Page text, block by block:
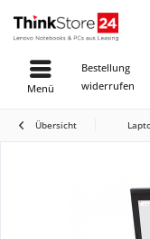
Bestellung
widerrufen
Menü
Übersicht